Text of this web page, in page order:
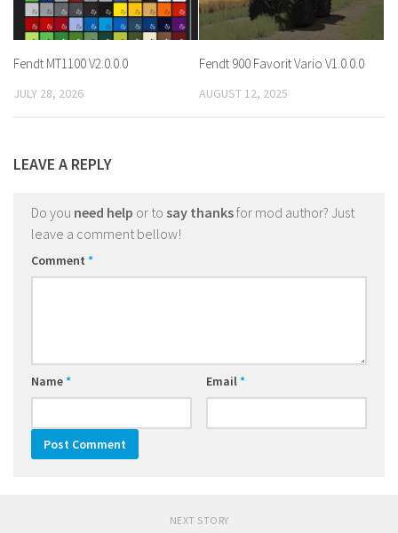
Fendt MT1100 V2.0.0.0
JULY 28, 2026
Fendt 900 Favorit Vario V1.0.0.0
AUGUST 12, 2025
LEAVE A REPLY
Do you need help or to say thanksfor mod author? Just
leave a comment bellow!
Comment *
Name* Email*
NEXT STORY